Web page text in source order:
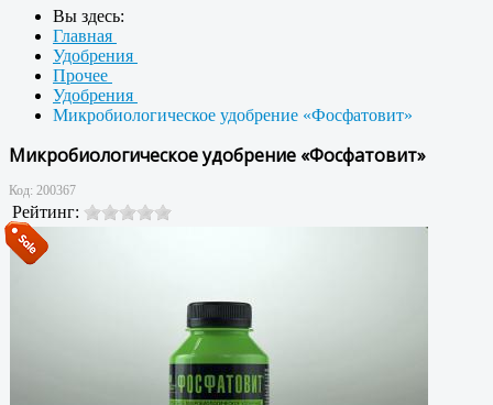
Вы здесь:
Главная
Удобрения
Прочее
Удобрения
Микробиологическое удобрение «Фосфатовит»
Микробиологическое удобрение «Фосфатовит»
Код: 200367
Рейтинг: